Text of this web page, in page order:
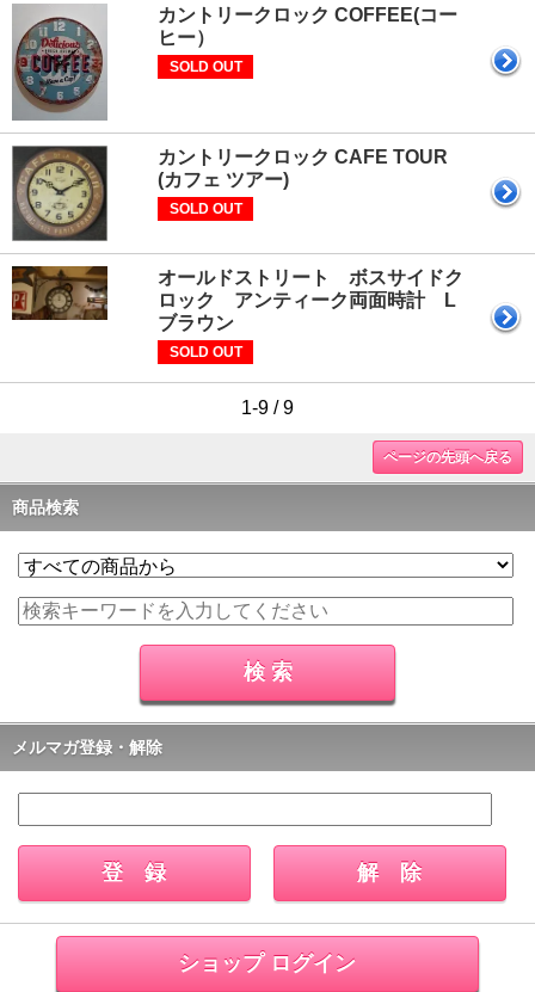
カントリークロック COFFEE(コー
ヒー）
SOLD OUT
カントリークロック CAFE TOUR
(カフェ ツアー)
SOLD OUT
オールドストリート ボスサイドク
ロック アンティーク両面時計 L
ブラウン
SOLD OUT
1-9 / 9
ページの先頭へ戻る
商品検索
メルマガ登録・解除
ショップ ログイン